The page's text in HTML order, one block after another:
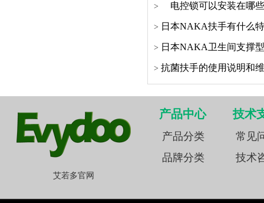
电控锁可以安装在哪
日本NAKA扶手有什么
日本NAKA卫生间支撑
抗菌扶手的使用说明和
艾若多官网
产品中心
产品分类
品牌分类
技术
常见
技术